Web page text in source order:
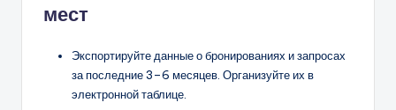
мест
Экспортируйте данные о бронированиях и запросах
за последние 3–6 месяцев. Организуйте их в
электронной таблице.